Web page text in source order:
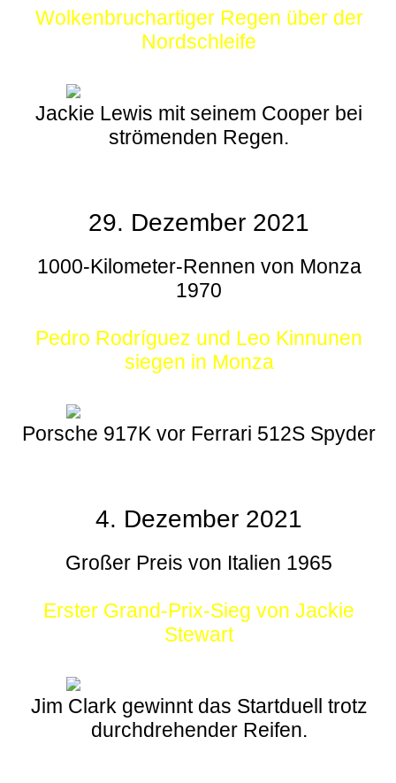
Wolkenbruchartiger Regen über der
Nordschleife
Jackie Lewis mit seinem Cooper bei
strömenden Regen.
29. Dezember 2021
1000-Kilometer-Rennen von Monza
1970
Pedro Rodríguez und Leo Kinnunen
siegen in Monza
Porsche 917K vor Ferrari 512S Spyder
4. Dezember 2021
Großer Preis von Italien 1965
Erster Grand-Prix-Sieg von Jackie
Stewart
Jim Clark gewinnt das Startduell trotz
durchdrehender Reifen.